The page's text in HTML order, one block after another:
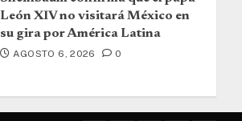
León XIV no visitará México en
su gira por América Latina
AGOSTO 6, 2026 0